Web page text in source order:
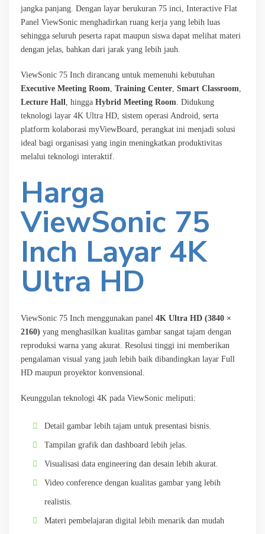
jangka panjang. Dengan layar berukuran 75 inci, Interactive Flat
Panel ViewSonic menghadirkan ruang kerja yang lebih luas
sehingga seluruh peserta rapat maupun siswa dapat melihat materi
dengan jelas, bahkan dari jarak yang lebih jauh.
ViewSonic 75 Inch dirancang untuk memenuhi kebutuhan
Executive Meeting Room Training Center Smart Classroom
Lecture Hall
, hingga Hybrid Meeting Room . Didukung
teknologi layar 4K Ultra HD, sistem operasi Android, serta
platform kolaborasi myViewBoard, perangkat ini menjadi solusi
ideal bagi organisasi yang ingin meningkatkan produktivitas
melalui teknologi interaktif.
Harga
ViewSonic 75
Inch Layar 4K
Ultra HD
ViewSonic 75 Inch menggunakan panel 4K Ultra HD (3840 ×
2160) yang menghasilkan kualitas gambar sangat tajam dengan
reproduksi warna yang akurat. Resolusi tinggi ini memberikan
pengalaman visual yang jauh lebih baik dibandingkan layar Full
HD maupun proyektor konvensional.
Keunggulan teknologi 4K pada ViewSonic meliputi:
Detail gambar lebih tajam untuk presentasi bisnis.
Tampilan grafik dan dashboard lebih jelas.
Visualisasi data engineering dan desain lebih akurat.
Video conference dengan kualitas gambar yang lebih
realistis.
Materi pembelajaran digital lebih menarik dan mudah